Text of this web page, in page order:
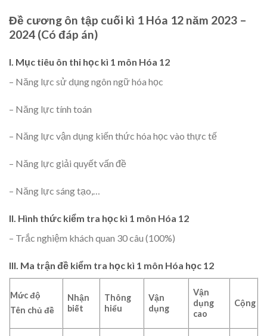
Đề cương ôn tập cuối kì 1 Hóa 12 năm 2023 –
2024 (Có đáp án)
I. Mục tiêu ôn thi học kì 1 môn Hóa 12
– Năng lực sử dụng ngôn ngữ hóa học
– Năng lực tính toán
– Năng lực vận dụng kiến thức hóa học vào thực tế
– Năng lực giải quyết vấn đề
– Năng lực sáng tạo,…
II. Hình thức kiểm tra học kì 1 môn Hóa 12
– Trắc nghiệm khách quan 30 câu (100%)
III. Ma trận đề kiểm tra học kì 1 môn Hóa học 12
Mức độ
Tên chủ đề
Nhận
biết
Thông
hiểu
Vận
dụng
Vận
dụng
cao
Cộng